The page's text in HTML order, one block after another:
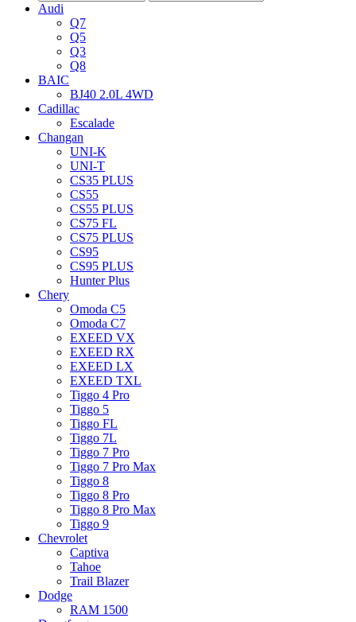
Audi
Q7
Q5
Q3
Q8
BAIC
BJ40 2.0L 4WD
Cadillac
Escalade
Changan
UNI-K
UNI-T
CS35 PLUS
CS55
CS55 PLUS
CS75 FL
CS75 PLUS
CS95
CS95 PLUS
Hunter Plus
Chery
Omoda C5
Omoda C7
EXEED VX
EXEED RX
EXEED LX
EXEED TXL
Tiggo 4 Pro
Tiggo 5
Tiggo FL
Tiggo 7L
Tiggo 7 Pro
Tiggo 7 Pro Max
Tiggo 8
Tiggo 8 Pro
Tiggo 8 Pro Max
Tiggo 9
Chevrolet
Captiva
Tahoe
Trail Blazer
Dodge
RAM 1500